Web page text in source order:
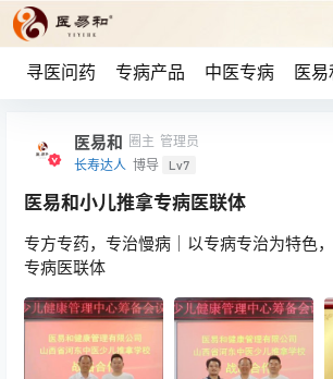
寻医问药 专病产品 中医专病 医易
医易和 圈主 管理员
长寿达人 博导 Lv7
医易和小儿推拿专病医联体
专方专药，专治慢病｜以专病专治为特色
专病医联体